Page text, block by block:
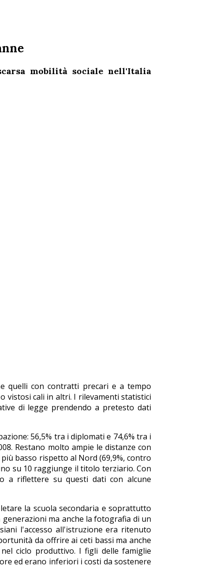
mobilità sociale nell'Italia
quelli con contratti precari e a tempo
vistosi cali in altri. I rilevamenti statistici
di legge prendendo a pretesto dati
56,5% tra i diplomati e 74,6% tra i
Restano molto ampie le distanze con
basso rispetto al Nord (69,9%, contro
su 10 raggiunge il titolo terziario. Con
a riflettere su questi dati con alcune
la scuola secondaria e soprattutto
ma anche la fotografia di un
l'accesso all'istruzione era ritenuto
da offrire ai ceti bassi ma anche
ciclo produttivo. I figli delle famiglie
ed erano inferiori i costi da sostenere